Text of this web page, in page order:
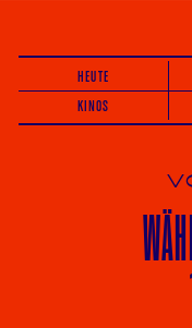
HEUTE
KINOS